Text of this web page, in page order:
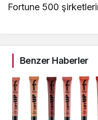
Fortune 500
Benzer Haberler